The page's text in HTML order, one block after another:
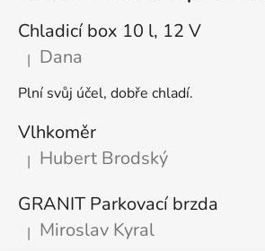
Chladicí box 10 l, 12 V
Hodnocení produktu je 5 z 5 hvězdiček.
| Dana
Plní svůj účel, dobře chladí.
Vlhkoměr
Hodnocení produktu je 5 z 5 hvězdiček.
| Hubert Brodský
GRANIT Parkovací brzda
Hodnocení produktu je 5 z 5 hvězdiček.
| Miroslav Kyral